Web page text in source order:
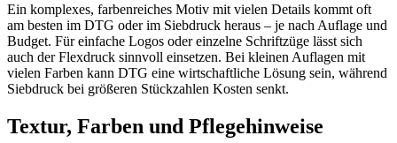
Ein komplexes, farbenreiches Motiv mit vielen Details kommt oft
am besten im DTG oder im Siebdruck heraus – je nach Auflage und
Budget. Für einfache Logos oder einzelne Schriftzüge lässt sich
auch der Flexdruck sinnvoll einsetzen. Bei kleinen Auflagen mit
vielen Farben kann DTG eine wirtschaftliche Lösung sein, während
Siebdruck bei größeren Stückzahlen Kosten senkt.
Textur, Farben und Pflegehinweise